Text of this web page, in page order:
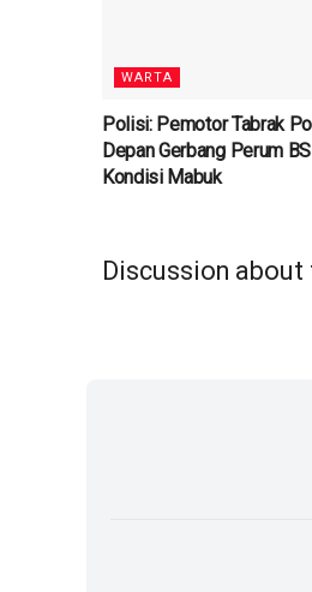
WARTA
Polisi: Pemotor Tabrak
Depan Gerbang Perum
Kondisi Mabuk
Discussion